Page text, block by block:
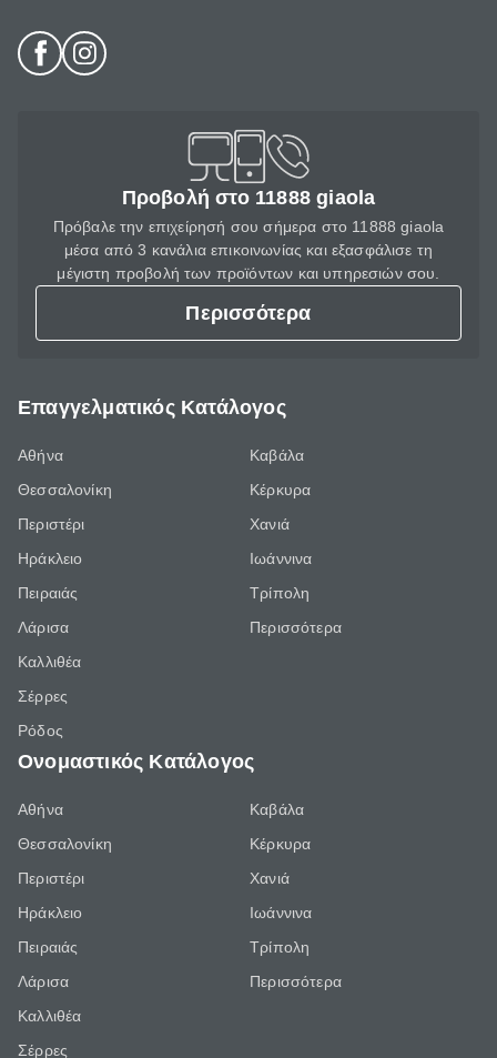
Προβολή στο 11888 giaola
Πρόβαλε την επιχείρησή σου σήμερα στο 11888 giaola
μέσα από 3 κανάλια επικοινωνίας και εξασφάλισε τη
μέγιστη προβολή των προϊόντων και υπηρεσιών σου.
Περισσότερα
Επαγγελματικός Κατάλογος
Αθήνα
Θεσσαλονίκη
Περιστέρι
Ηράκλειο
Πειραιάς
Λάρισα
Καλλιθέα
Σέρρες
Ρόδος
Καβάλα
Κέρκυρα
Χανιά
Ιωάννινα
Τρίπολη
Περισσότερα
Ονομαστικός Κατάλογος
Αθήνα
Θεσσαλονίκη
Περιστέρι
Ηράκλειο
Πειραιάς
Λάρισα
Καλλιθέα
Σέρρες
Καβάλα
Κέρκυρα
Χανιά
Ιωάννινα
Τρίπολη
Περισσότερα